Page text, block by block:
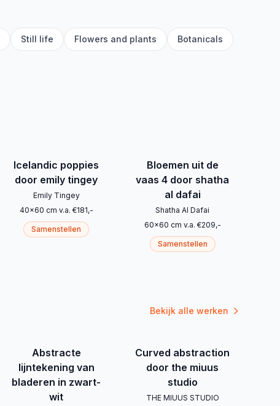
Still life Flowers and plants Botanicals
Icelandic poppies
door emily tingey
Emily Tingey
40x60 cm v.a. €181,-
Samenstellen
Bloemen uit de
vaas 4 door shatha
al dafai
Shatha Al Dafai
60x60 cm v.a. €209,-
Samenstellen
Bekijk alle werken
Abstracte
lijntekening van
bladeren in zwart-
wit
Curved abstraction
door the miuus
studio
THE MIUUS STUDIO